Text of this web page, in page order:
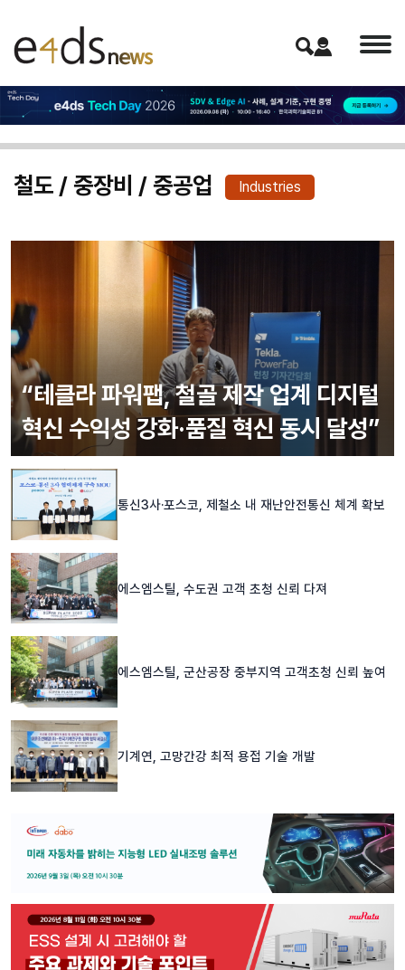
철도 / 중장비 / 중공업 Industries
“테클라 파워팹, 철골 제작 업계 디지털
혁신 수익성 강화·품질 혁신 동시 달성”
통신3사·포스코, 제철소 내 재난안전통신 체계 확보
에스엠스틸, 수도권 고객 초청 신뢰 다져
에스엠스틸, 군산공장 중부지역 고객초청 신뢰 높여
기계연, 고망간강 최적 용접 기술 개발